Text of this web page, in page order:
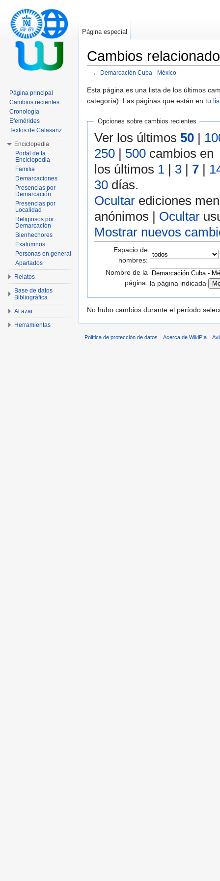
Cambios
← Demarcación Cuba - México
Esta página es una lista de los últimos
categoría). Las páginas que están en tu
Opciones sobre cambios recientes
Ver los últimos 50 |
250 | 500 cambios en
los últimos 1 | 3 | 7 |
30 días.
Ocultar ediciones
anónimos | Ocultar
Mostrar nuevos
Espacio de
nombres:
Nombre de la
página: la página indicada
No hubo cambios durante el período
Página especial
Página principal
Cambios recientes
Cronología
Efemérides
Textos de Calasanz
Enciclopedia
Portal de la
Enciclopedia
Familia
Demarcaciones
Presencias por
Demarcación
Presencias por
Localidad
Religiosos por
Demarcación
Bienhechores
Exalumnos
Personas en general
Apartados
Relatos
Base de datos
Bibliográfica
Al azar
Herramientas
Política de protección de datos Acerca de WikiPía